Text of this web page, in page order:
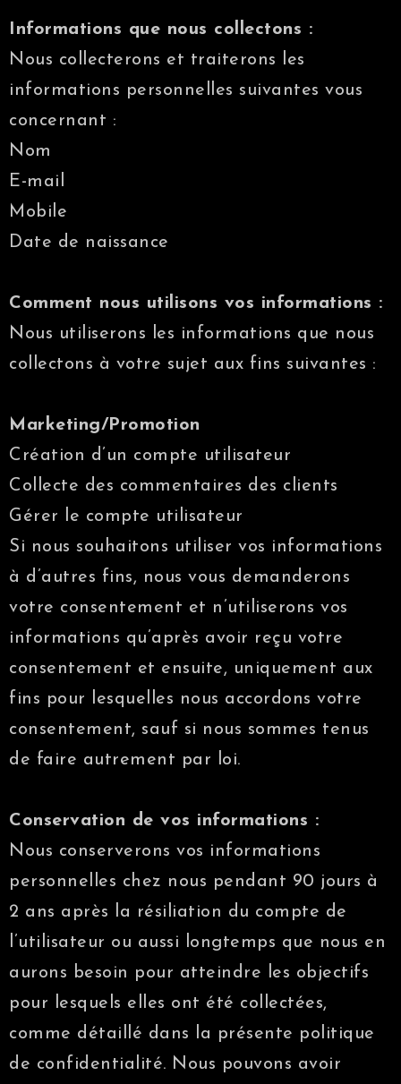
Informations que nous collectons :
Nous collecterons et traiterons les
informations personnelles suivantes vous
concernant :
Nom
E-mail
Mobile
Date de naissance
Comment nous utilisons vos informations :
Nous utiliserons les informations que nous
collectons à votre sujet aux fins suivantes :
Marketing/Promotion
Création d’un compte utilisateur
Collecte des commentaires des clients
Gérer le compte utilisateur
Si nous souhaitons utiliser vos informations
à d’autres fins, nous vous demanderons
votre consentement et n’utiliserons vos
informations qu’après avoir reçu votre
consentement et ensuite, uniquement aux
fins pour lesquelles nous accordons votre
consentement, sauf si nous sommes tenus
de faire autrement par loi.
Conservation de vos informations :
Nous conserverons vos informations
personnelles chez nous pendant 90 jours à
2 ans après la résiliation du compte de
l’utilisateur ou aussi longtemps que nous en
aurons besoin pour atteindre les objectifs
pour lesquels elles ont été collectées,
comme détaillé dans la présente politique
de confidentialité. Nous pouvons avoir